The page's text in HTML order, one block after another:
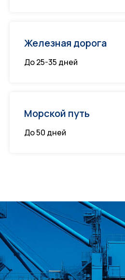
Железная дорога
До 25-35 дней
Морской путь
До 50 дней